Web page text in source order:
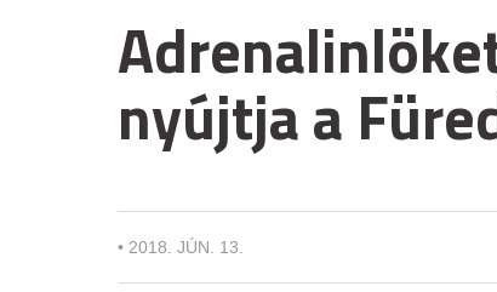
nyújtja a
• 2018. JÚN. 13.